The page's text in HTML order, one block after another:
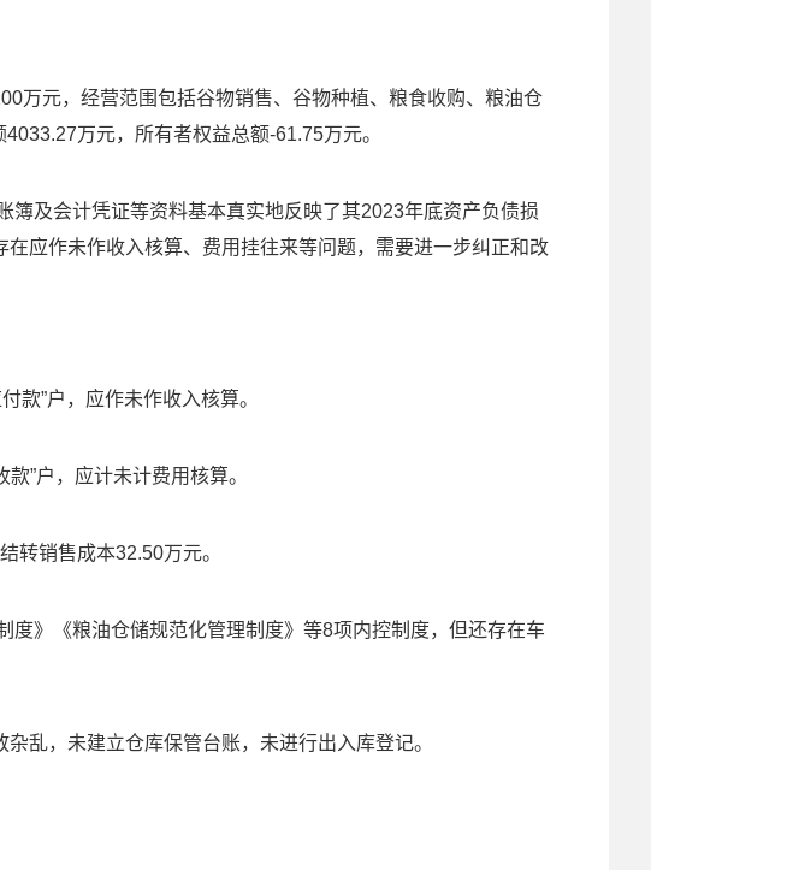
万元，经营范围包括谷物销售、谷物种植、粮食收购、粮油仓
4033.27万元，所有者权益总额-61.75万元。
簿及会计凭证等资料基本真实地反映了其2023年底资产负债损
应作未作收入核算、费用挂往来等问题，需要进一步纠正和改
款”户，应作未作收入核算。
款”户，应计未计费用核算。
转销售成本32.50万元。
度》《粮油仓储规范化管理制度》等8项内控制度，但还存在车
乱，未建立仓库保管台账，未进行出入库登记。